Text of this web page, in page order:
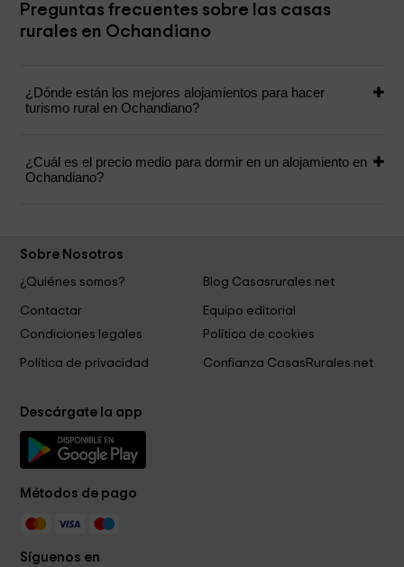
Preguntas frecuentes sobre las casas
rurales en Ochandiano
¿Dónde están los mejores alojamientos para hacer
turismo rural en Ochandiano?
¿Cuál es el precio medio para dormir en un alojamiento en
Ochandiano?
Sobre Nosotros
¿Quiénes somos?
Blog Casasrurales.net
Contactar
Equipo editorial
Condiciones legales
Política de cookies
Política de privacidad Confianza CasasRurales.net
Descárgate la app
Métodos de pago
Síguenos en